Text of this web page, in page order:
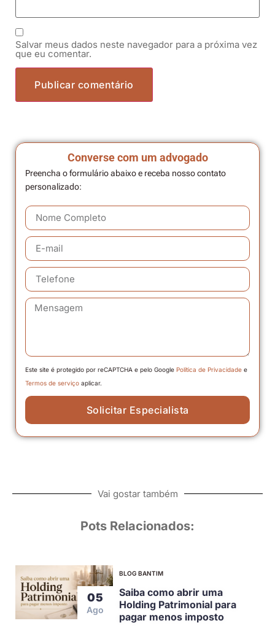
Salvar meus dados neste navegador para a próxima vez
que eu comentar.
Converse com um advogado
Preencha o formulário abaixo e receba nosso contato
personalizado:
Este site é protegido por reCAPTCHA e pelo Google Política de Privacidade e
Termos de serviço aplicar.
Solicitar Especialista
Vai gostar também
Pots Relacionados:
05
Ago
BLOG BANTIM
Saiba como abrir uma
Holding Patrimonial para
pagar menos imposto